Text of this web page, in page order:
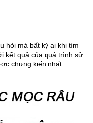
hỏi mà bất kỳ ai khi tìm
kết quả của quá trình sử
chứng kiến nhất.